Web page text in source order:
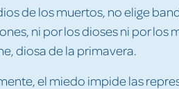
de los muertos, no elige
ni por los dioses ni por los
diosa de la primavera.
el miedo impide las